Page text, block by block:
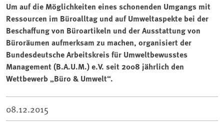
Um auf die Möglichkeiten eines schonenden Umgangs mit
Ressourcen im Büroalltag und auf Umweltaspekte bei der
Beschaffung von Büroartikeln und der Ausstattung von
Büroräumen aufmerksam zu machen, organisiert der
Bundesdeutsche Arbeitskreis für Umweltbewusstes
Management (B.A.U.M.) e.V. seit 2008 jährlich den
Wettbewerb „Büro & Umwelt“.
08.12.2015